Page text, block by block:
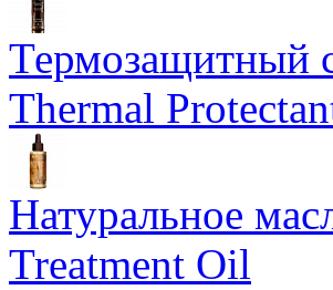
Термозащитный
Thermal
Натуральное
Treatment Oil